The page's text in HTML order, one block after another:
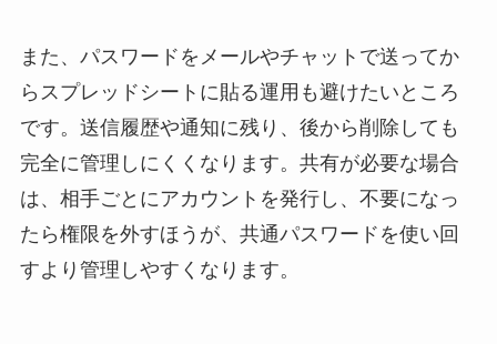
また、パスワードをメールやチャットで送ってか
らスプレッドシートに貼る運用も避けたいところ
です。送信履歴や通知に残り、後から削除しても
完全に管理しにくくなります。共有が必要な場合
は、相手ごとにアカウントを発行し、不要になっ
たら権限を外すほうが、共通パスワードを使い回
すより管理しやすくなります。